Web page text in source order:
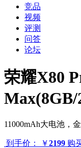
竞品
视频
评测
问答
论坛
荣耀X80
Max(8GB/
11000mAh大电池，
到手价： ￥2199 购